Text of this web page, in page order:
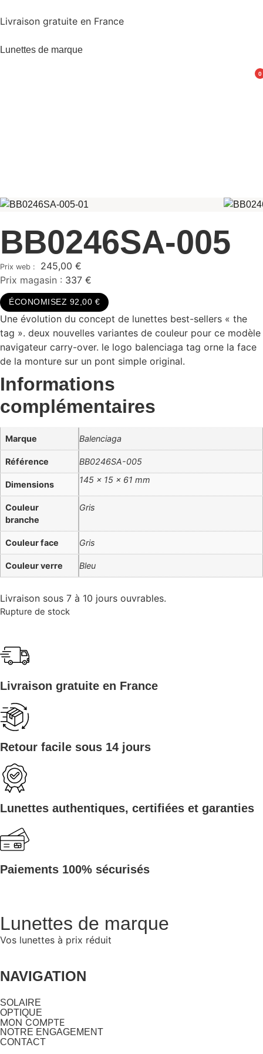
Livraison gratuite en France
Lunettes de marque
0
BB0246SA-005
245,00 €
Prix magasin : 337 €
ÉCONOMISEZ 92,00 €
Une évolution du concept de lunettes best-sellers « the
tag ». deux nouvelles variantes de couleur pour ce modèle
navigateur carry-over. le logo balenciaga tag orne la face
de la monture sur un pont simple original.
Informations
complémentaires
Référence BB0246SA-005
Dimensions 145 × 15 × 61 mm
Couleur
branche
Gris
Couleur face Gris
Couleur verre Bleu
Marque Balenciaga
Livraison sous 7 à 10 jours ouvrables.
Rupture de stock
Livraison gratuite en France
Retour facile sous 14 jours
Lunettes authentiques, certifiées et garanties
Paiements 100% sécurisés
Lunettes de marque
Vos lunettes à prix réduit
NAVIGATION
SOLAIRE
OPTIQUE
MON COMPTE
NOTRE ENGAGEMENT
CONTACT